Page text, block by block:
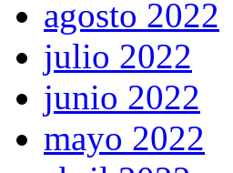
agosto 2022
julio 2022
junio 2022
mayo 2022